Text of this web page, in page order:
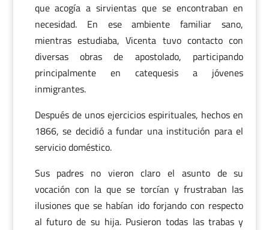
que acogía a sirvientas que se encontraban en
necesidad. En ese ambiente familiar sano,
mientras estudiaba, Vicenta tuvo contacto con
diversas obras de apostolado, participando
principalmente en catequesis a jóvenes
inmigrantes.
Después de unos ejercicios espirituales, hechos en
1866, se decidió a fundar una institución para el
servicio doméstico.
Sus padres no vieron claro el asunto de su
vocación con la que se torcían y frustraban las
ilusiones que se habían ido forjando con respecto
al futuro de su hija. Pusieron todas las trabas y